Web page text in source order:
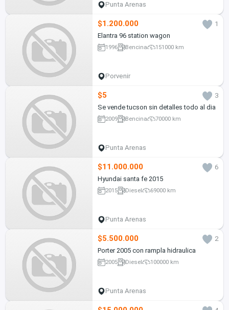
Punta Arenas
$1.200.000
1
Elantra 96 station wagon
1996 Bencina 151000 km
Porvenir
$5
3
Se vende tucson sin detalles todo al dia
2009 Bencina 70000 km
Punta Arenas
$11.000.000
6
Hyundai santa fe 2015
2015 Diesel 69000 km
Punta Arenas
$5.500.000
2
Porter 2005 con rampla hidraulica
2005 Diesel 100000 km
Punta Arenas